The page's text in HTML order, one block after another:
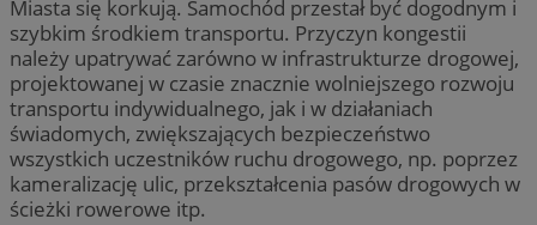
Miasta się korkują. Samochód przestał być dogodnym i
szybkim środkiem transportu. Przyczyn kongestii
należy upatrywać zarówno w infrastrukturze drogowej,
projektowanej w czasie znacznie wolniejszego rozwoju
transportu indywidualnego, jak i w działaniach
świadomych, zwiększających bezpieczeństwo
wszystkich uczestników ruchu drogowego, np. poprzez
kameralizację ulic, przekształcenia pasów drogowych w
ścieżki rowerowe itp.